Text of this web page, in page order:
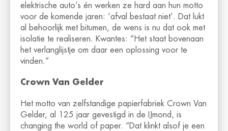
elektrische auto’s én werken ze hard aan hun motto
voor de komende jaren: ‘afval bestaat niet’. Dat lukt
al behoorlijk met bitumen, de wens is nu dat ook met
isolatie te realiseren. Kwantes: “Het staat bovenaan
het verlanglijstje om daar een oplossing voor te
vinden.”
Crown Van Gelder
Het motto van zelfstandige papierfabriek Crown Van
Gelder, al 125 jaar gevestigd in de IJmond, is
changing the world of paper. “Dat klinkt alsof je een